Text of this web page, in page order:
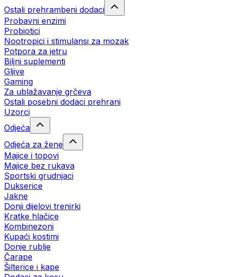
Ostali prehrambeni dodaci
Probavni enzimi
Probiotici
Nootropici i stimulansi za mozak
Potpora za jetru
Biljni suplementi
Gljive
Gaming
Za ublažavanje grčeva
Ostali posebni dodaci prehrani
Uzorci
Odjeća
Odjeća za žene
Majice i topovi
Majice bez rukava
Sportski grudnjaci
Dukserice
Jakne
Donji dijelovi trenirki
Kratke hlačice
Kombinezoni
Kupaći kostimi
Donje rublje
Čarape
Šilterice i kape